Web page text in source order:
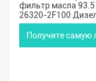
фильтр масла
26320-2F100
фильтр масла для
Фа KIA
Получите самую